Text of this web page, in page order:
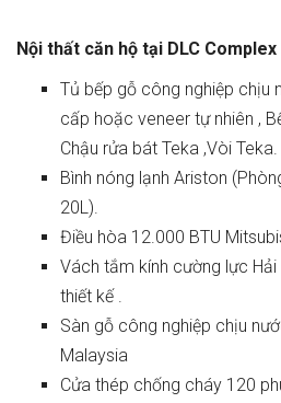
Nội thất căn hộ tại DLC
Tủ bếp gỗ công nghiệp chịu
cấp hoặc veneer tự nhiên ,
Chậu rửa bát Teka ,Vòi Teka.
Bình nóng lạnh Ariston
20L).
Điều hòa 12.000 BTU
Vách tắm kính cường lực
thiết kế .
Sàn gỗ công nghiệp chịu
Malaysia
Cửa thép chống cháy 120